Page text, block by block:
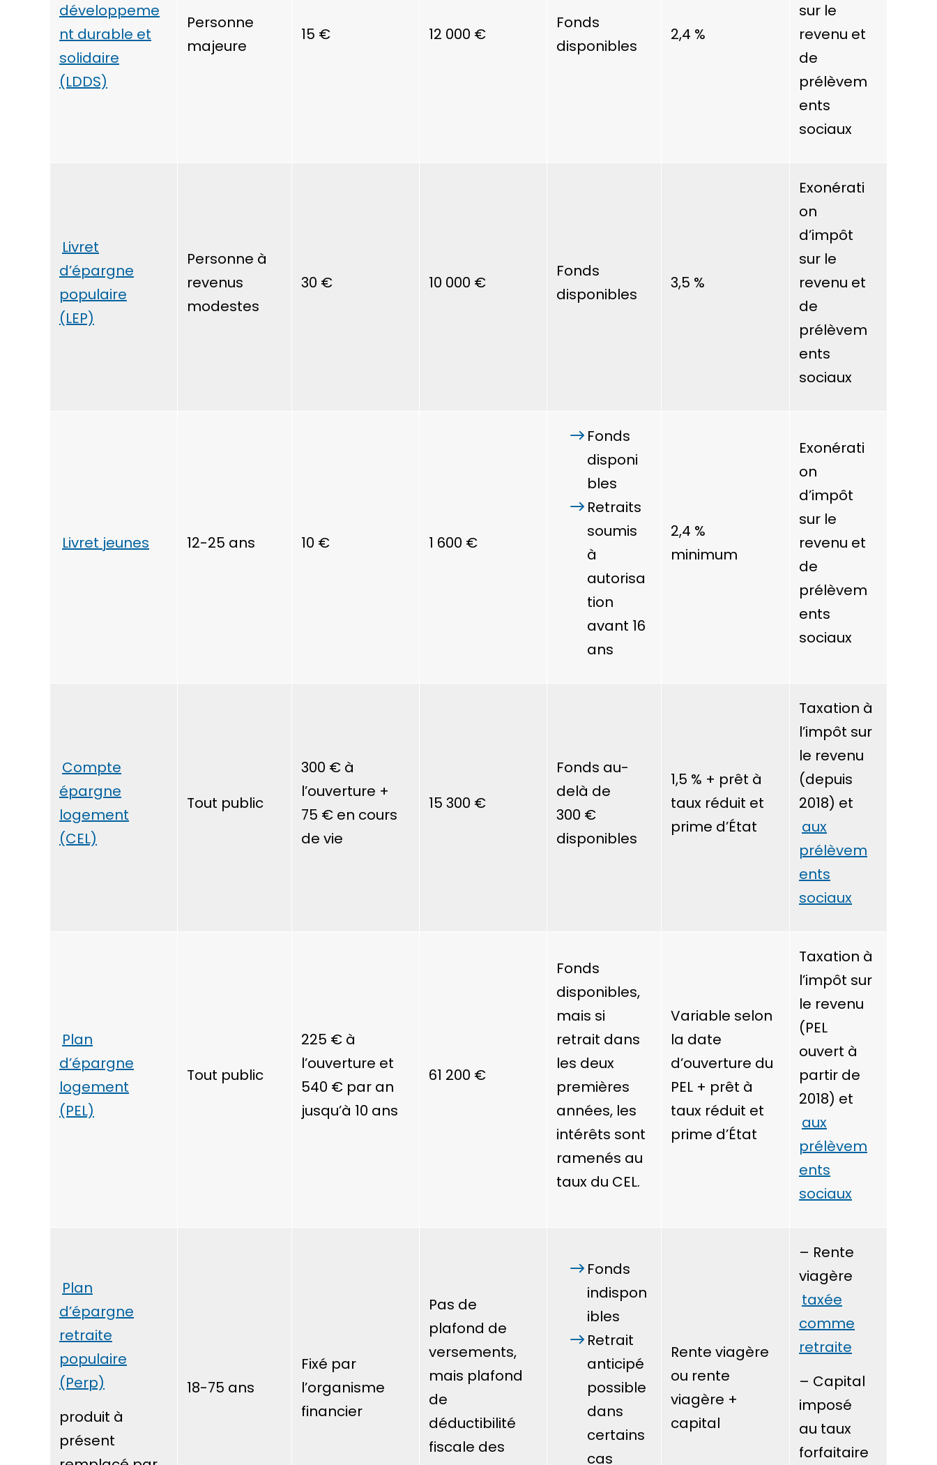
développeme
nt durable et
solidaire
(LDDS)
Personne
majeure
15 € 12 000 €
Fonds
disponibles
2,4 %
sur le
revenu et
de
prélèvem
ents
sociaux
Livret
d’épargne
populaire
(LEP)
Personne à
revenus
modestes
30 € 10 000 €
Fonds
disponibles
3,5 %
Exonérati
on
d’impôt
sur le
revenu et
de
prélèvem
ents
sociaux
Livret jeunes 12-25 ans 10 € 1 600 €
Fonds
disponi
bles
Retraits
soumis
à
autorisa
tion
avant 16
ans
2,4 %
minimum
Exonérati
on
d’impôt
sur le
revenu et
de
prélèvem
ents
sociaux
Compte
épargne
logement
(CEL)
Tout public
300 € à
l’ouverture +
75 € en cours
de vie
15 300 €
Fonds au-
delà de
300 €
disponibles
1,5 % + prêt à
taux réduit et
prime d’État
Taxation à
l’impôt sur
le revenu
(depuis
2018) et
aux
prélèvem
ents
sociaux
Plan
d’épargne
logement
(PEL)
Tout public
225 € à
l’ouverture et
540 € par an
jusqu’à 10 ans
61 200 €
Fonds
disponibles,
mais si
retrait dans
les deux
premières
années, les
intérêts sont
ramenés au
taux du CEL.
Variable selon
la date
d’ouverture du
PEL + prêt à
taux réduit et
prime d’État
Taxation à
l’impôt sur
le revenu
(PEL
ouvert à
partir de
2018) et
aux
prélèvem
ents
sociaux
Plan
d’épargne
retraite
populaire
(Perp)
produit à
présent
18-75 ans
Fixé par
l’organisme
financier
Pas de
plafond de
versements,
mais plafond
de
déductibilité
fiscale des
Fonds
indispon
ibles
Retrait
anticipé
possible
dans
certains
cas
Rente viagère
ou rente
viagère +
capital
– Rente
viagère
taxée
comme
retraite
– Capital
imposé
au taux
forfaitaire